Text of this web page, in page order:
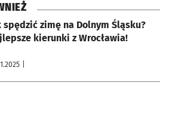
spędzić zimę na Dolnym Śląsku?
kierunki z Wrocławia!